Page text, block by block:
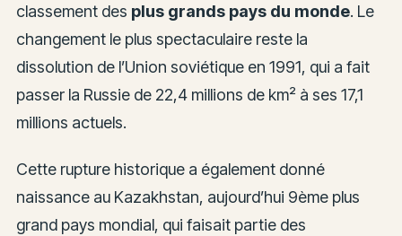
classement des plus grands pays du monde. Le
changement le plus spectaculaire reste la
dissolution de l’Union soviétique en 1991, qui a fait
passer la Russie de 22,4 millions de km² à ses 17,1
millions actuels.
Cette rupture historique a également donné
naissance au Kazakhstan, aujourd’hui 9ème plus
grand pays mondial, qui faisait partie des